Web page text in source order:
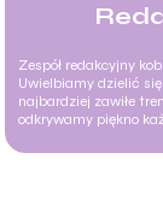
Zespół redakcyjny
Uwielbiamy dzielić
najbardziej zawiłe
odkrywamy piękno